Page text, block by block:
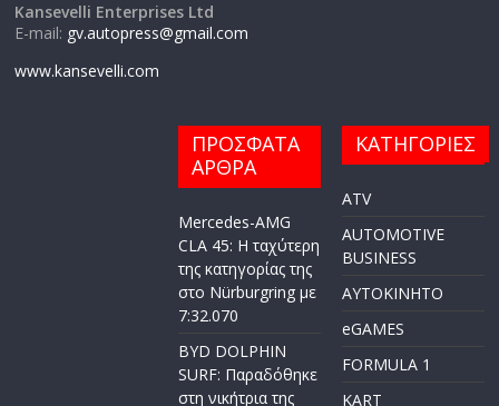
Kansevelli Enterprises Ltd
E-mail: gv.autopress@gmail.com
www.kansevelli.com
ΠΡΟΣΦΑΤΑ
ΑΡΘΡΑ
Mercedes-AMG
CLA 45: Η ταχύτερη
της κατηγορίας της
στο Nürburgring με
7:32.070
BYD DOLPHIN
SURF: Παραδόθηκε
στη νικήτρια της
ΚΑΤΗΓΟΡΙΕΣ
ATV
AUTOMOTIVE
BUSINESS
AYTOKINHTO
eGAMES
FORMULA 1
KART